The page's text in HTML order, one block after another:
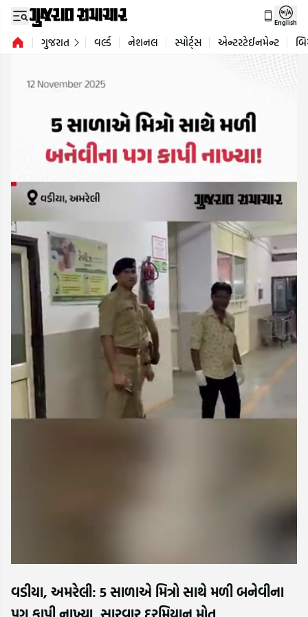
English
ગુજરાત વર્લ્ડ નેશનલ સ્પોર્ટ્સ એન્ટરટેઈનમેન્ટ
વડીયા, અમરેલી: 5 સાળાએ મિત્રો સાથે મળી બનેવીના